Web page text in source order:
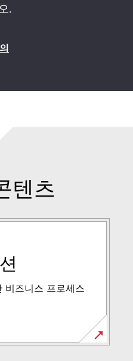
.
텐츠
비즈니스 프로세스